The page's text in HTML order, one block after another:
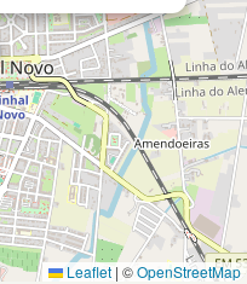
Leaflet | ©OpenStreetMap